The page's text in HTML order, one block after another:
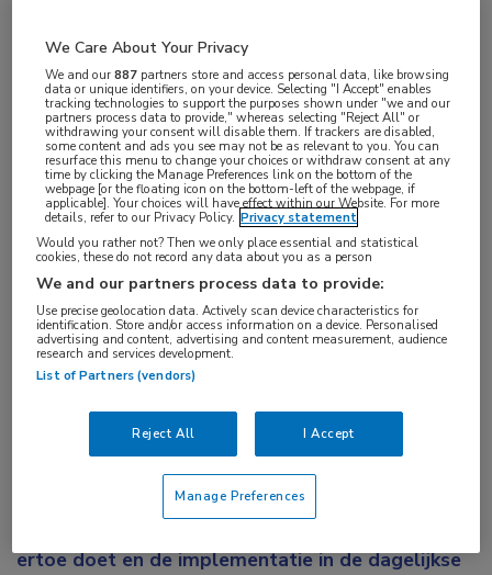
Deze bijeenkomst heeft inmiddels
plaatsgevonden.
Na het succes van UEG in ORANJE, organiseren we
dit jaar tevens ECCO in ORANJE tijdens het
European Crohn’s and Colitis Organisation
congres inKopenhagen.
De ORANJE-symposia zijn unieke bijeenkomsten die
dé gelegenheid bieden om na een congresdag met
collega’s samen te komen en de nieuwste
ontwikkelingen te bespreken. Wat betekenen deze
voor onze praktijk van morgen?
ECCO in ORANJEonder leiding van prof.
ertoe doet en de implementatie in de dagelijkse
We Care About Your Privacy
We and our887 partners store and access personal data, like browsing
data or unique identifiers, on your device. Selecting "I Accept" enables
tracking technologies to support the purposes shown under "we and our
partners process data to provide," whereas selecting "Reject All" or
withdrawing your consent will disable them. If trackers are disabled,
some content and ads you see may not be as relevant to you. You can
resurface this menu to change your choices or withdraw consent at any
time by clicking the Manage Preferences link on the bottom of the
webpage [or the floating icon on the bottom-left of the webpage, if
applicable]. Your choices will have effect within our Website. For more
details, refer to our Privacy Policy. Privacy statement
Would you rather not? Then we only place essential and statistical
cookies, these do not record any data about you as a person
We and our partners process data to provide:
Use precise geolocation data. Actively scan device characteristics for
identification. Store and/or access information on a device. Personalised
advertising and content, advertising and content measurement, audience
research and services development.
List of Partners (vendors)
Reject All I Accept
Manage Preferences